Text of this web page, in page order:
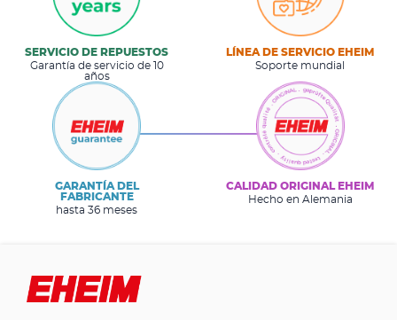
SERVICIO DE REPUESTOS
Garantía de servicio de 10
años
LÍNEA DE SERVICIO EHEIM
Soporte mundial
GARANTÍA DEL
FABRICANTE
hasta 36 meses
CALIDAD ORIGINAL EHEIM
Hecho en Alemania